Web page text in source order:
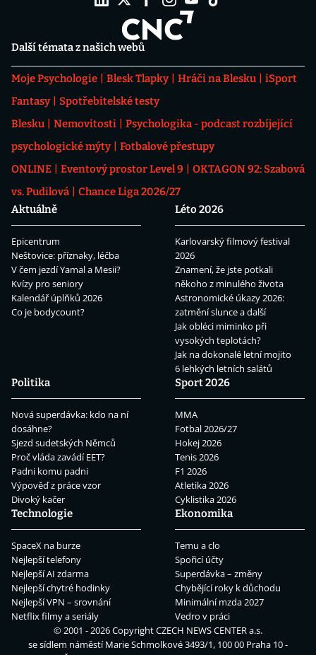
Další témata z našich webů
Moje Psychologie Blesk Tlapky Hráči na Blesku
iSport
Fantasy
Spotřebitelské testy
Blesku
Nemovitosti
Psychologika - podcast rozbíjející
psychologické mýty
Fotbalové přestupy
ONLINE
Eventový prostor Level 9
OKTAGON 92: Szabová
vs. Pudilová
Chance Liga 2026/27
Aktuálně
Epicentrum
Neštovice: příznaky, léčba
V čem jezdí Yamal a Mesii?
Kvízy pro seniory
Kalendář úplňků 2026
Co je bodycount?
Léto 2026
Karlovarský filmový festival
2026
Znamení, že jste potkali
někoho z minulého života
Astronomické úkazy 2026:
zatmění slunce a další
Jak obléci miminko při
vysokých teplotách?
Jak na dokonalé letní mojito
6 lehkých letních salátů
Politika
Nová superdávka: kdo na ní
dosáhne?
Sjezd sudetských Němců
Proč vláda zavádí EET?
Padni komu padni
Výpověď z práce vzor
Divoký kačer
Sport 2026
MMA
Fotbal 2026/27
Hokej 2026
Tenis 2026
F1 2026
Atletika 2026
Cyklistika 2026
Technologie
SpaceX na burze
Nejlepší telefony
Nejlepší AI zdarma
Nejlepší chytré hodinky
Nejlepší VPN – srovnání
Netflix filmy a seriály
Ekonomika
Temu a clo
Spořicí účty
Superdávka – změny
Chybějící roky k důchodu
Minimální mzda 2027
Vedro v práci
© 2001 - 2026 CopyrightCZECH NEWS CENTER a.s.
se sídlem náměstí Marie Schmolkové 3493/1, 100 00 Praha 10 -